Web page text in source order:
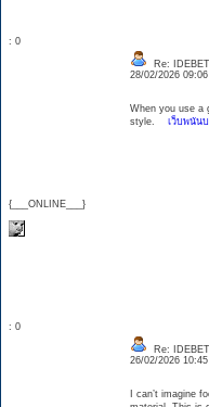
: 0
{___ONLINE___}
Re: IDEBET
28/02/2026
When you use a
style. เว็บพนัน
: 0
Re: IDEBET
26/02/2026
I can’t imagine